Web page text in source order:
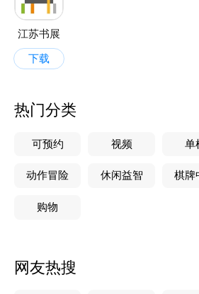
江苏书展
下载
热门分类
可预约 视频 单
动作冒险 休闲益智 棋牌
购物
网友热搜